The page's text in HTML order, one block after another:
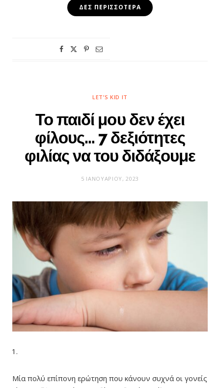
ΔΕΣ ΠΕΡΙΣΣΌΤΕΡΑ
LET’S KID IT
Το παιδί μου δεν έχει
φίλους… 7 δεξιότητες
φιλίας να του διδάξουμε
5 ΙΑΝΟΥΑΡΊΟΥ, 2023
Μία πολύ επίπονη ερώτηση που κάνουν συχνά οι γονείς